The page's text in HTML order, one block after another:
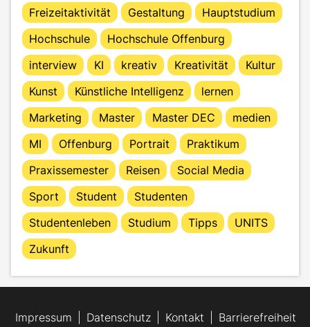
Freizeitaktivität
Gestaltung
Hauptstudium
Hochschule
Hochschule Offenburg
interview
KI kreativ Kreativität
Kultur
Kunst
Künstliche Intelligenz
lernen
Marketing
Master Master DEC
medien
MI
Offenburg Portrait
Praktikum
Praxissemester
Reisen
Social Media
Sport
Student
Studenten
Studentenleben
Studium Tipps
UNITS
Zukunft
Impressum Datenschutz Kontakt Barrierefreiheit